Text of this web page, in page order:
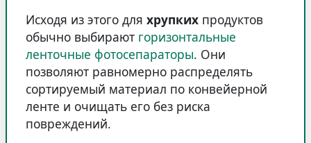
Исходя из этого для хрупких продуктов
обычно выбирают горизонтальные
ленточные фотосепараторы. Они
позволяют равномерно распределять
сортируемый материал по конвейерной
ленте и очищать его без риска
повреждений.